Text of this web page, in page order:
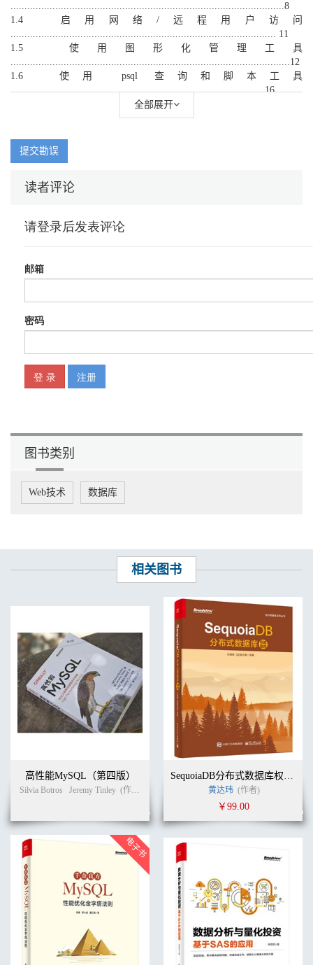
..................................................................................................8
1.4 启用网络/远程用户访问
............................................................................................... 11
1.5 使用图形化管理工具
....................................................................................................12
1.6 使用 psql 查询和脚本工具
...........................................................................................16
1.7 安全地修改你的密码
....................................................................................................19
....................................................................................................20
1.10 连接失败故障排除
库
2.2 当前服务程序的版本号是多少
2.3 服务程序运行时间是多少？
........................................................................................27
2.4 定位数据库服务的数据文件
2.5 定位数据库服务的日志文件
........................................................................................31
2.6 定位数据库的系统标识
....................................................................................................38
2.9 一个数据库占用了多少磁盘空间
................................................................................40
PostgreSQL 9 Administration Cookbook（第2版）中文版
2.11 哪张表是最大的表
......................................................................................................42
2.12 表里有多少行记录
2.13 快速估算表里的记录总数
..........................................................................................44
2.14 列出数据库中的扩展模块
..........................................................................................48
2.15 理解对象的依赖关系
..................................................................................................49
第3章 配
置
52
3.1 介绍
3.2 阅读手册（RTFM）
.....................................................................................................53
3.3 规划一个新数据库
........................................................................................................54
3.4 在程序中更改参数
3.5 查看当前的配置参数
....................................................................................................57
3.6 哪些参数为非默认设置
................................................................................................58
3.7 更新参数文件
3.8 为特定用户组设置参数
................................................................................................62
3.9 基本服务配置清单
全部展开
提交勘误
读者评论
图书类别
Web技术 数据库
相关图书
高性能MySQL（第四版）
Silvia Botros Jeremy Tinley (作者) 张新铭 (译者)
SequoiaDB分布式数据库权威指南
黄达玮 (作者)
￥99.00